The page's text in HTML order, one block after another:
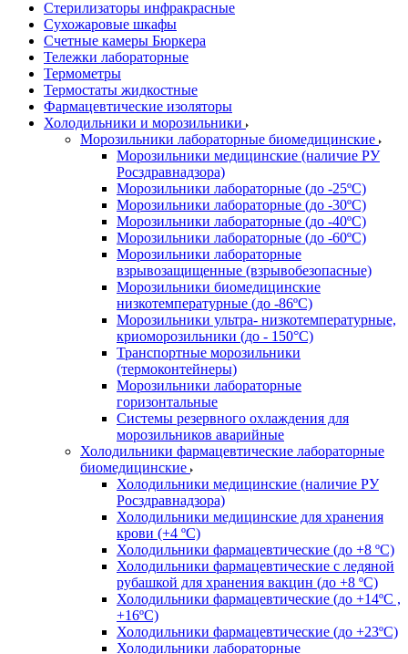
Стерилизаторы инфракрасные
Сухожаровые шкафы
Счетные камеры Бюркера
Тележки лабораторные
Термометры
Термостаты жидкостные
Фармацевтические изоляторы
Холодильники и морозильники
Морозильники лабораторные биомедицинские
Морозильники медицинские (наличие РУ
Росздравнадзора)
Морозильники лабораторные (до -25ºС)
Морозильники лабораторные (до -30ºС)
Морозильники лабораторные (до -40ºС)
Морозильники лабораторные (до -60ºС)
Морозильники лабораторные
взрывозащищенные (взрывобезопасные)
Морозильники биомедицинские
низкотемпературные (до -86ºС)
Морозильники ультра- низкотемпературные,
криоморозильники (до - 150°С)
Транспортные морозильники
(термоконтейнеры)
Морозильники лабораторные
горизонтальные
Системы резервного охлаждения для
морозильников аварийные
Холодильники фармацевтические лабораторные
биомедицинские
Холодильники медицинские (наличие РУ
Росздравнадзора)
Холодильники медицинские для хранения
крови (+4 ºС)
Холодильники фармацевтические (до +8 ºС)
Холодильники фармацевтические с ледяной
рубашкой для хранения вакцин (до +8 ºС)
Холодильники фармацевтические (до +14ºС ,
+16ºС)
Холодильники фармацевтические (до +23ºС)
Холодильники лабораторные